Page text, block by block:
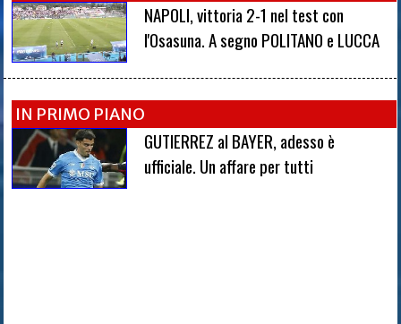
NAPOLI, vittoria 2-1 nel test con
l'Osasuna. A segno POLITANO e LUCCA
IN PRIMO PIANO
GUTIERREZ al BAYER, adesso è
ufficiale. Un affare per tutti